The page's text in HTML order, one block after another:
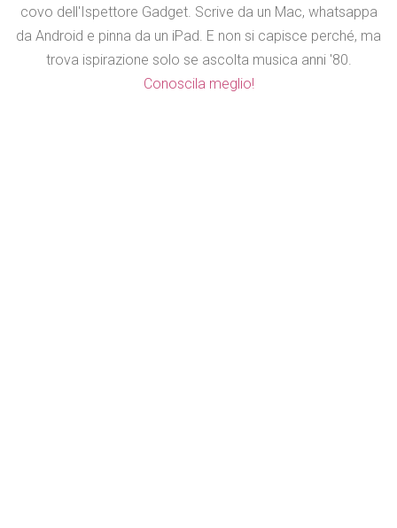
covo dell'Ispettore Gadget. Scrive da un Mac, whatsappa
da Android e pinna da un iPad. E non si capisce perché, ma
trova ispirazione solo se ascolta musica anni '80.
Conoscila meglio!